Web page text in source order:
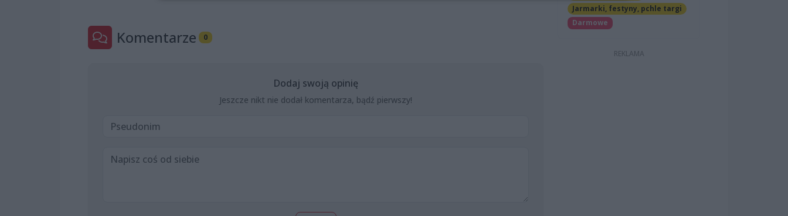
Komentarze 0
Dodaj swoją opinię
Jeszcze nikt nie dodał komentarza, bądź pierwszy!
Jarmarki, festyny, pchle targi
Darmowe